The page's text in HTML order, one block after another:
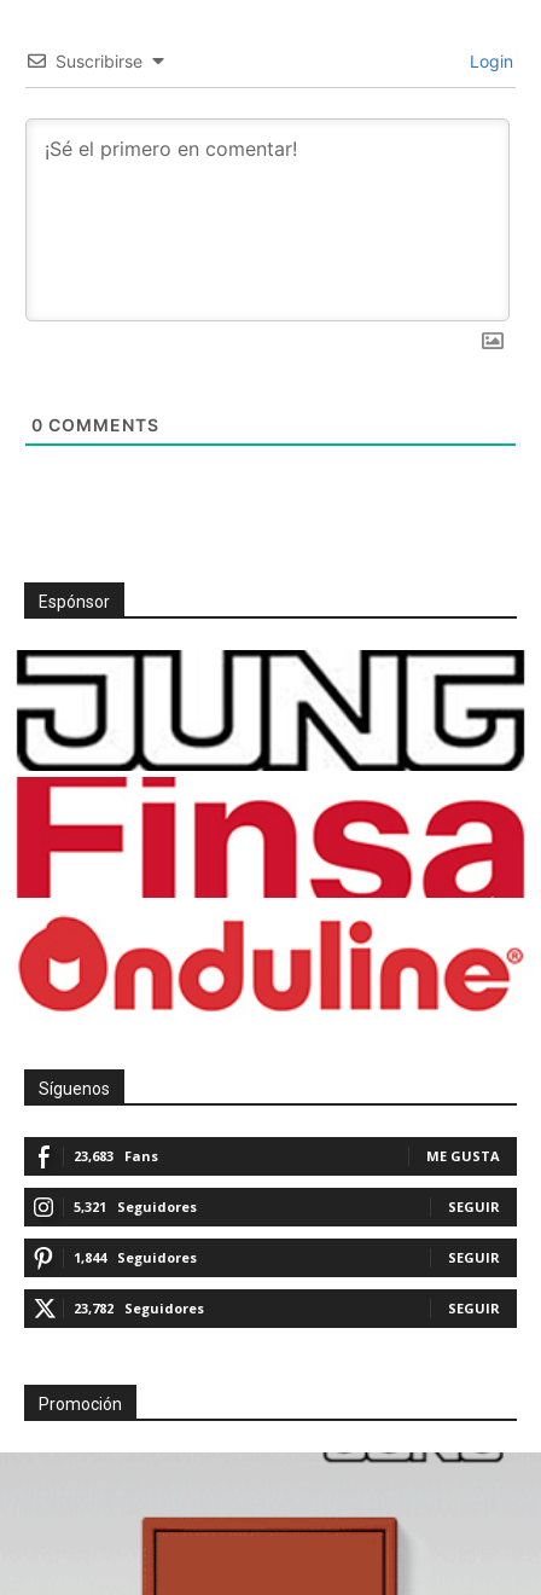
Suscribirse Login
0 COMMENTS
Espónsor
Síguenos
23,683 Fans ME GUSTA
5,321 Seguidores SEGUIR
1,844 Seguidores SEGUIR
23,782 Seguidores SEGUIR
Promoción